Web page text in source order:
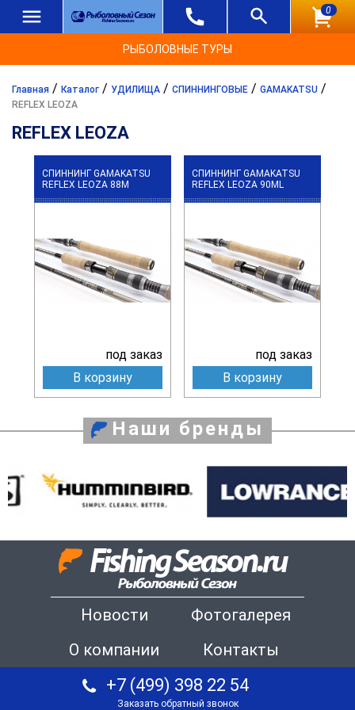
0
РЫБОЛОВНЫЕ ТУРЫ
Главная / Каталог / УДИЛИЩА / СПИННИНГОВЫЕ / GAMAKATSU /
REFLEX LEOZA
REFLEX LEOZA
СПИННИНГ GAMAKATSU
REFLEX LEOZA 88M
под заказ
В корзину
СПИННИНГ GAMAKATSU
REFLEX LEOZA 90ML
под заказ
В корзину
Наши бренды
Новости
Фотогалерея
О компании
Контакты
+7 (499) 398 22 54
Заказать обратный звонок